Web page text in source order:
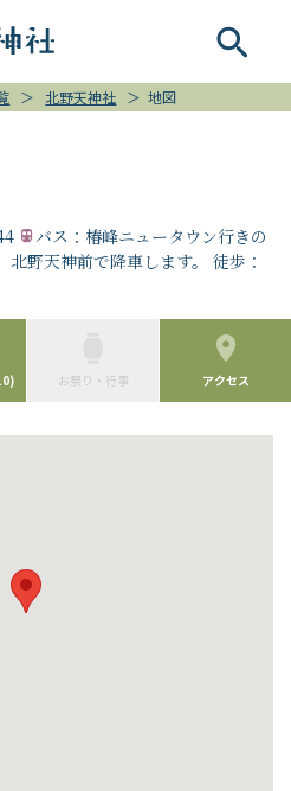
＞ 北野天神社 ＞ 地図
バス：椿峰ニュータウン行きの
野天神前で降車します。 徒歩：
お祭り・行事 アクセス